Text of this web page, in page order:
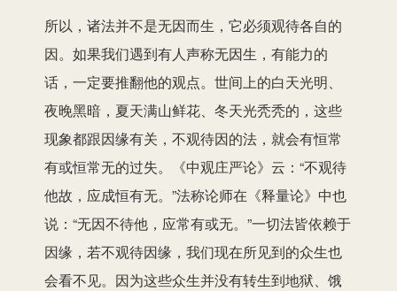
所以，诸法并不是无因而生，它必须观待各自的
因。如果我们遇到有人声称无因生，有能力的
话，一定要推翻他的观点。世间上的白天光明、
夜晚黑暗，夏天满山鲜花、冬天光秃秃的，这些
现象都跟因缘有关，不观待因的法，就会有恒常
有或恒常无的过失。《中观庄严论》云：“不观待
他故，应成恒有无。”法称论师在《释量论》中也
说：“无因不待他，应常有或无。”一切法皆依赖于
因缘，若不观待因缘，我们现在所见到的众生也
会看不见。因为这些众生并没有转生到地狱、饿